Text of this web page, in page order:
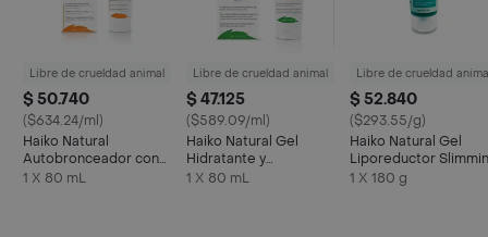
Libre de crueldad animal
$ 50.740
($634.24/ml)
Haiko Natural
Autobronceador con
Caña de Azúcar y
1 X 80 mL
Libre de crueldad animal
$ 47.125
($589.09/ml)
Haiko Natural Gel
Hidratante y
Refrescante
1 X 80 mL
Libre de crueldad
$ 52.840
($293.55/g)
Haiko Natural Gel
Liporeductor
1 X 180 g